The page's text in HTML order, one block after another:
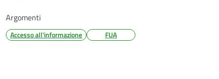
Argomenti
Accesso all'informazione FUA